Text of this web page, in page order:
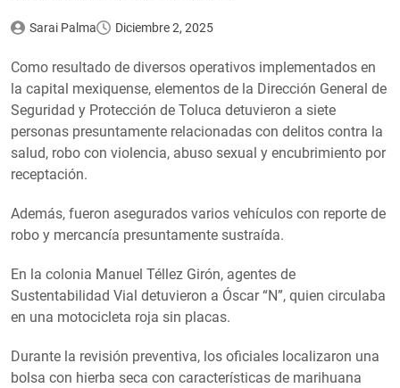
Sarai Palma Diciembre 2, 2025
Como resultado de diversos operativos implementados en
la capital mexiquense, elementos de la Dirección General de
Seguridad y Protección de Toluca detuvieron a siete
personas presuntamente relacionadas con delitos contra la
salud, robo con violencia, abuso sexual y encubrimiento por
receptación.
Además, fueron asegurados varios vehículos con reporte de
robo y mercancía presuntamente sustraída.
En la colonia Manuel Téllez Girón, agentes de
Sustentabilidad Vial detuvieron a Óscar “N”, quien circulaba
en una motocicleta roja sin placas.
Durante la revisión preventiva, los oficiales localizaron una
bolsa con hierba seca con características de marihuana